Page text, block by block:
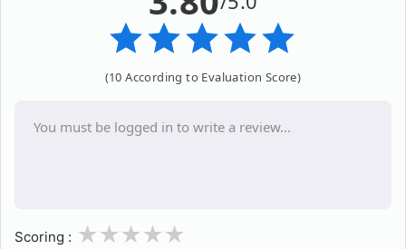
(10 According to Evaluation Score)
Scoring : 3
2
1